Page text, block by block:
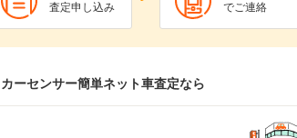
査定申し込み
でご連絡
カーセンサー簡単ネット車査定なら